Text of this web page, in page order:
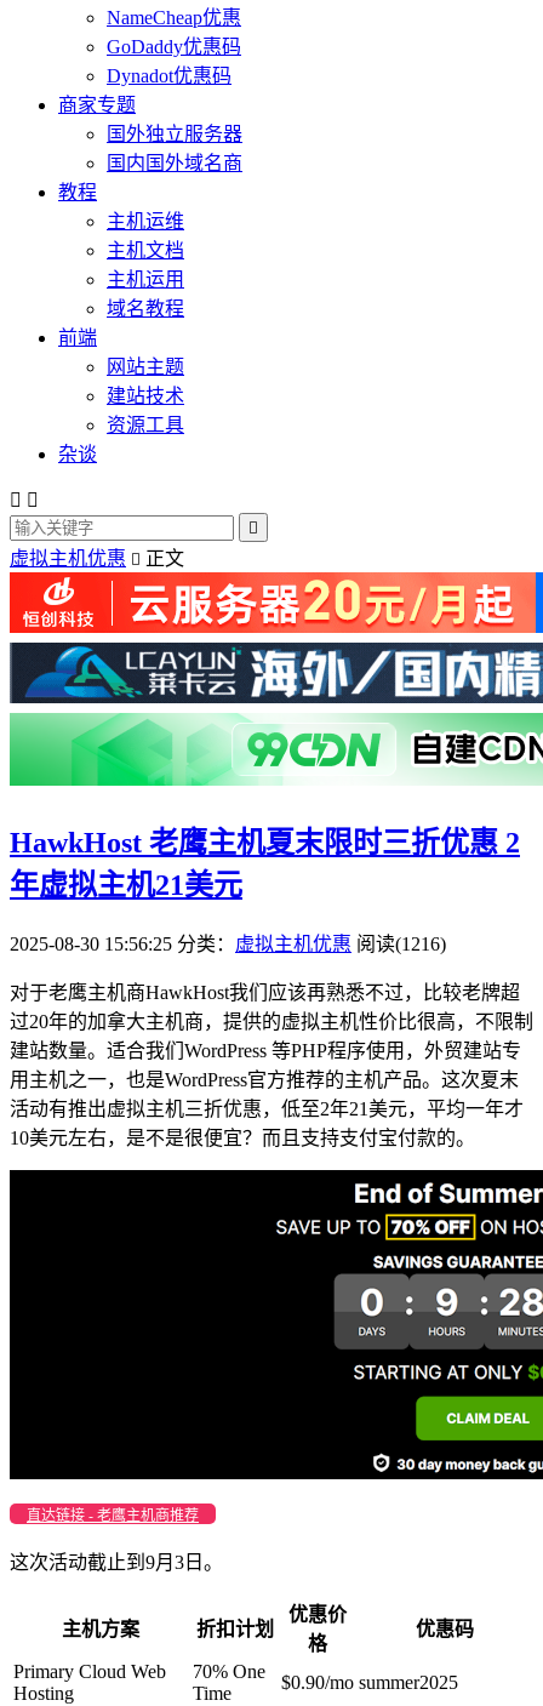
NameCheap优惠
GoDaddy优惠码
Dynadot优惠码
商家专题
国外独立服务器
国内国外域名商
教程
主机运维
主机文档
主机运用
域名教程
前端
网站主题
建站技术
资源工具
杂谈
 

虚拟主机优惠  正文
HawkHost 老鹰主机夏末限时三折优惠 2
年虚拟主机21美元
2025-08-30 15:56:25 分类： 虚拟主机优惠 阅读(1216)
对于老鹰主机商HawkHost我们应该再熟悉不过，比较老牌超
过20年的加拿大主机商，提供的虚拟主机性价比很高，不限制
建站数量。适合我们WordPress 等PHP程序使用，外贸建站专
用主机之一，也是WordPress官方推荐的主机产品。这次夏末
活动有推出虚拟主机三折优惠，低至2年21美元，平均一年才
10美元左右，是不是很便宜？而且支持支付宝付款的。
直达链接 - 老鹰主机商推荐
这次活动截止到9月3日。
主机方案 折扣计划
优惠价
格
优惠码
Primary Cloud Web
Hosting
70% One
Time
$0.90/mo summer2025